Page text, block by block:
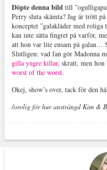
Döpte denna bild till
Perry sluta skämta? Jag är trött
konceptet ”galakläder med
kan inte sätta fingret på varför,
att hon var lite ensam på galan…
Slutligen: vad fan gör Madonna
gilla yngre killar, skratt, men hon
worst of the worst.
Okej, show’s over, tack för den
/orolig för hur ansträngd Kim &